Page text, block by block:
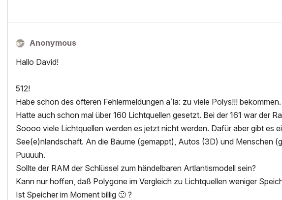
Anonymous
Hallo David!
512!
Habe schon des öfteren Fehlermeldungen a´la: zu viele Polys!!! bekommen.
Hatte auch schon mal über 160 Lichtquellen gesetzt. Bei der 161 war der
Soooo viele Lichtquellen werden es jetzt nicht werden. Dafür aber gibt es
See(e)nlandschaft. An die Bäume (gemappt), Autos (3D) und Menschen
Puuuuh.
Sollte der RAM der Schlüssel zum händelbaren Artlantismodell sein?
Kann nur hoffen, daß Polygone im Vergleich zu Lichtquellen weniger
Ist Speicher im Moment billig 🙂 ?